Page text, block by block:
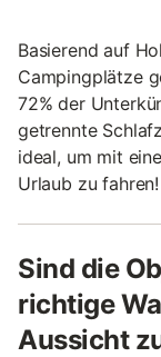
Basierend auf
Campingplätze
72% der
getrennte
ideal, um mit
Urlaub zu fahren!
Sind die
richtige
Aussicht